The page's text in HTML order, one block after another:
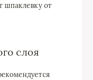
шпаклевку от
слоя